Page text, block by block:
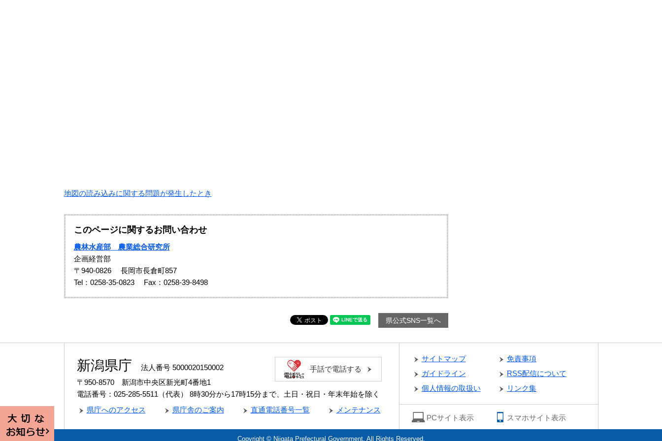
地図の読み込みに関する問題が発生したとき
このページに関するお問い合わせ
農林水産部 農業総合研究所
企画経営部
〒940-0826
長岡市長倉町857
Tel：0258-35-0823
Fax：0258-39-8498
県公式SNS一覧へ
新潟県庁
法人番号 5000020150002
〒950-8570 新潟市中央区新光町4番地1
電話番号：025-285-5511（代表）
8時30分から17時15分まで、土日・祝日・年末年始を除く
手話で電話する
県庁へのアクセス 県庁舎のご案内 直通電話番号一覧 メンテナンス
サイトマップ
免責事項
ガイドライン
RSS配信について
個人情報の取扱い
リンク集
PCサイト表示 スマホサイト表示
Copyright © Niigata Prefectural Government. All Rights Reserved.